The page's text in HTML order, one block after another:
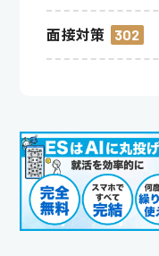
面接対策 302